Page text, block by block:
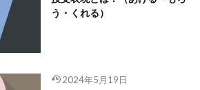
う・くれる）
2024年5月19日